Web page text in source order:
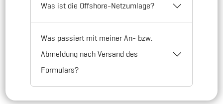
Was ist die Offshore-Netzumlage?
Was passiert mit meiner An- bzw.
Abmeldung nach Versand des
Formulars?